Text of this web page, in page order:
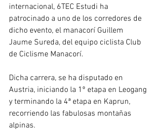
internacional, 6TEC Estudi ha
patrocinado a uno de los corredores de
dicho evento, el manacorí Guillem
Jaume Sureda, del equipo ciclista Club
de Ciclisme Manacorí.
Dicha carrera, se ha disputado en
Austria, iniciando la 1º etapa en Leogang
y terminando la 4ª etapa en Kaprun,
recorriendo las fabulosas montañas
alpinas.